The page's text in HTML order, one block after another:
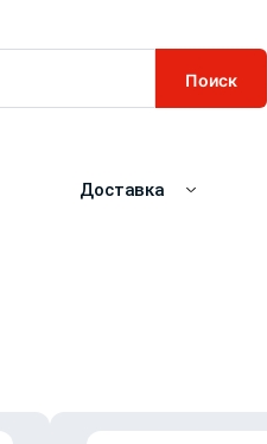
Поиск
Доставка